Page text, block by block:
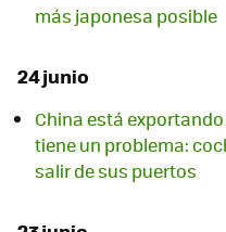
más japonesa posible
24 junio
China está
tiene un problema:
salir de sus puertos